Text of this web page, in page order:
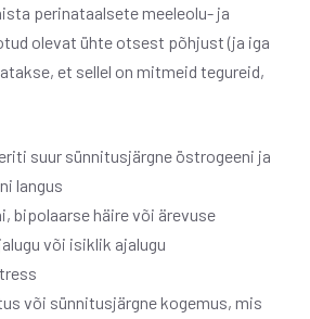
perinataalsete meeleolu- ja
olevat ühte otsest põhjust (ja iga
et sellel on mitmeid tegureid,
suur sünnitusjärgne östrogeeni ja
langus
bipolaarse häire või ärevuse
või isiklik ajalugu
või sünnitusjärgne kogemus, mis